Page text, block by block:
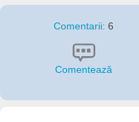
Comentarii:6
Comentează